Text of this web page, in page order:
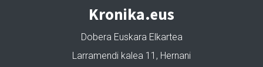
Kronika.eus
Dobera Euskara Elkartea
Larramendi kalea 11, Hernani